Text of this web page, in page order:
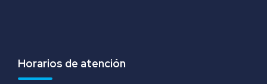
Horarios de atención